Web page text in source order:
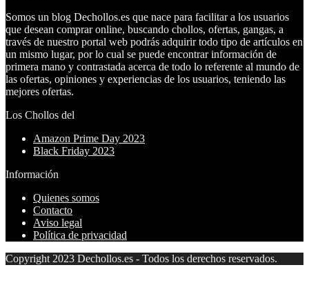
Somos un blog Dechollos.es que nace para facilitar a los usuarios
que desean comprar online, buscando chollos, ofertas, gangas, a
través de nuestro portal web podrás adquirir todo tipo de artículos en
un mismo lugar, por lo cual se puede encontrar información de
primera mano y contrastada acerca de todo lo referente al mundo de
las ofertas, opiniones y experiencias de los usuarios, teniendo las
mejores ofertas.
Los Chollos del
Amazon Prime Day 2023
Black Friday 2023
Información
Quienes somos
Contacto
Aviso legal
Política de privacidad
Copyright 2023 Dechollos.es - Todos los derechos reservados.